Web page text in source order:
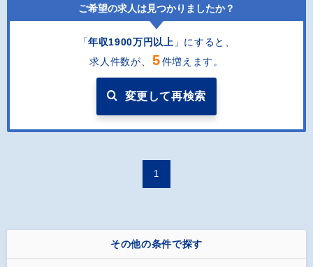
ご希望の求人は見つかりましたか？
「年収1900万円以上 」にすると 、
求人件数が、
5件増えます。
変更して再検索
1
その他の条件で探す